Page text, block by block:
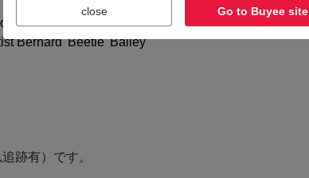
close Go to Buyee site